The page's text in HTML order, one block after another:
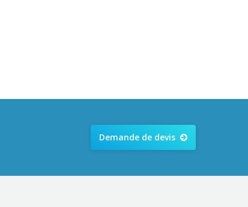
Demande de devis